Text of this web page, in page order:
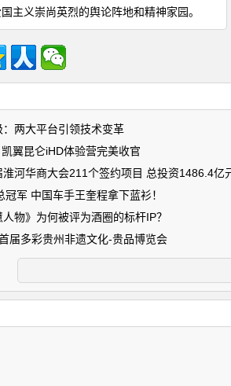
主义崇尚英烈的舆论阵地和精神家园。
两大平台引领技术变革
翼昆仑iHD体验营完美收官
河华商大会211个签约项目 总投资1486.4亿
军 中国车手王奎程拿下蓝衫！
物》为何被评为酒圈的标杆IP？
届多彩贵州非遗文化-贵品博览会